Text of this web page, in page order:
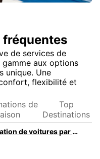
fréquentes
de services de
aux options
unique. Une
flexibilité et
saison
Top
Destinations
Location de voitures par nombre de sièges